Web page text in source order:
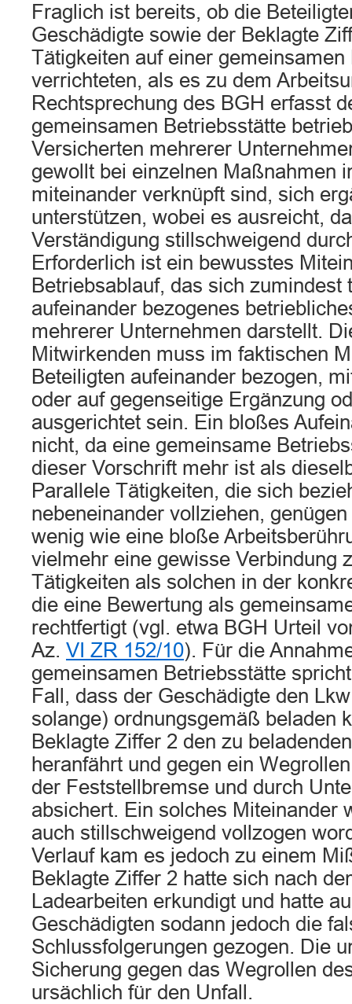
Fraglich ist bereits, ob die
Geschädigte sowie der Beklagte
Tätigkeiten auf einer gemeinsamen
verrichteten, als es zu dem
Rechtsprechung des BGH erfasst
gemeinsamen Betriebsstätte
Versicherten mehrerer
gewollt bei einzelnen Maßnahmen
miteinander verknüpft sind, sich
unterstützen, wobei es ausreicht,
Verständigung stillschweigend
Erforderlich ist ein bewusstes
Betriebsablauf, das sich zumindest
aufeinander bezogenes
mehrerer Unternehmen darstellt.
Mitwirkenden muss im faktischen
Beteiligten aufeinander bezogen,
oder auf gegenseitige Ergänzung
ausgerichtet sein. Ein bloßes
nicht, da eine gemeinsame
dieser Vorschrift mehr ist als
Parallele Tätigkeiten, die sich
nebeneinander vollziehen,
wenig wie eine bloße
vielmehr eine gewisse Verbindung
Tätigkeiten als solchen in der
die eine Bewertung als
rechtfertigt (vgl. etwa BGH Urteil
Az. VI ZR 152/10). Für die
gemeinsamen Betriebsstätte
Fall, dass der Geschädigte den
solange) ordnungsgemäß beladen
Beklagte Ziffer 2 den zu
heranfährt und gegen ein
der Feststellbremse und durch
absichert. Ein solches Miteinander
auch stillschweigend vollzogen
Verlauf kam es jedoch zu einem
Beklagte Ziffer 2 hatte sich nach
Ladearbeiten erkundigt und hatte
Geschädigten sodann jedoch die
Schlussfolgerungen gezogen. Die
Sicherung gegen das Wegrollen
ursächlich für den Unfall.